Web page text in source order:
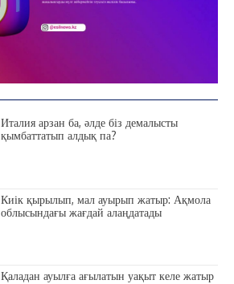
Италия арзан ба, әлде біз демалысты
қымбаттатып алдық па?
Киік қырылып, мал ауырып жатыр: Ақмола
облысындағы жағдай алаңдатады
Қаладан ауылға ағылатын уақыт келе жатыр